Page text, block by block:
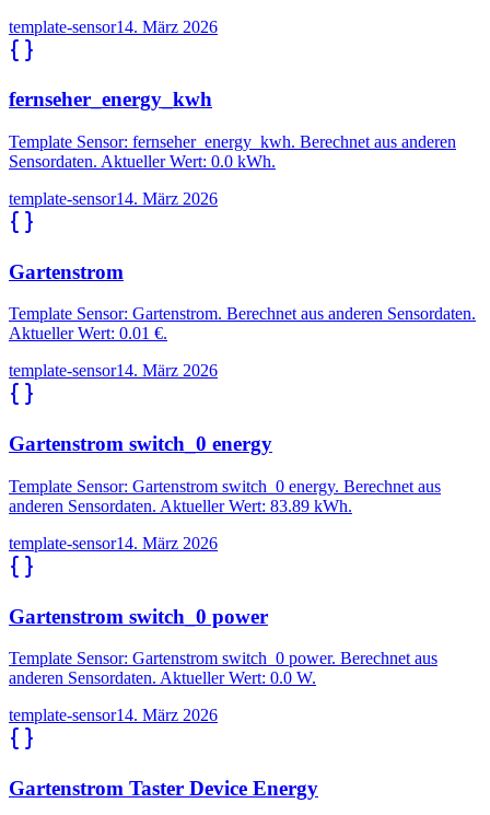
template-sensor14. März 2026
fernseher_energy_kwh
Template Sensor: fernseher_energy_kwh. Berechnet aus anderen
Sensordaten. Aktueller Wert: 0.0 kWh.
template-sensor14. März 2026
Gartenstrom
Template Sensor: Gartenstrom. Berechnet aus anderen Sensordaten.
Aktueller Wert: 0.01 €.
template-sensor14. März 2026
Gartenstrom switch_0 energy
Template Sensor: Gartenstrom switch_0 energy. Berechnet aus
anderen Sensordaten. Aktueller Wert: 83.89 kWh.
template-sensor14. März 2026
Gartenstrom switch_0 power
Template Sensor: Gartenstrom switch_0 power. Berechnet aus
anderen Sensordaten. Aktueller Wert: 0.0 W.
template-sensor14. März 2026
Gartenstrom Taster Device Energy